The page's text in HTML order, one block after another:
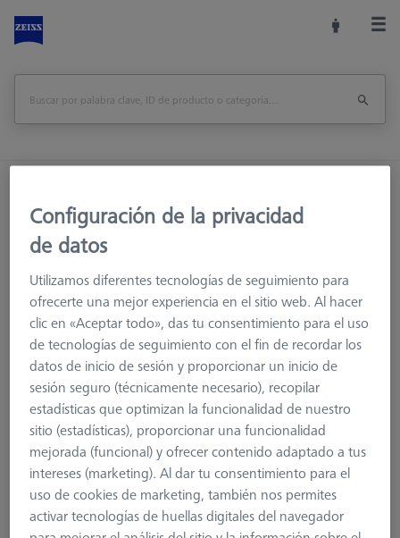
Elementos de conexión
M5
Cubos de varias caras
1. Ángulo (°)
Configuración de la privacidad
de datos
Utilizamos diferentes tecnologías de seguimiento para
ofrecerte una mejor experiencia en el sitio web. Al hacer
clic en «Aceptar todo», das tu consentimiento para el uso
de tecnologías de seguimiento con el fin de recordar los
datos de inicio de sesión y proporcionar un inicio de
sesión seguro (técnicamente necesario), recopilar
estadísticas que optimizan la funcionalidad de nuestro
sitio (estadísticas), proporcionar una funcionalidad
mejorada (funcional) y ofrecer contenido adaptado a tus
intereses (marketing). Al dar tu consentimiento para el
uso de cookies de marketing, también nos permites
activar tecnologías de huellas digitales del navegador